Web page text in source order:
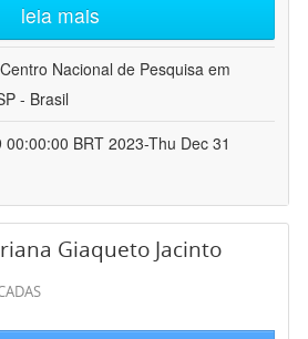
leia mais
Centro Nacional de Pesquisa em
- Brasil
00:00:00 BRT 2023-Thu Dec 31
Giaqueto Jacinto